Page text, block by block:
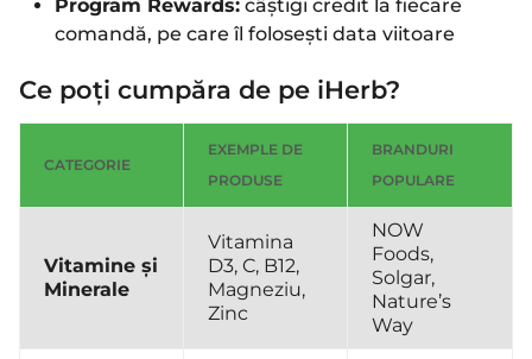
Program Rewards: câștigi credit la fiecare
comandă, pe care îl folosești data viitoare
Ce poți cumpăra de pe iHerb?
CATEGORIE
EXEMPLE DE
PRODUSE
BRANDURI
POPULARE
Vitamine și
Minerale
Vitamina
D3, C, B12,
Magneziu,
Zinc
NOW
Foods,
Solgar,
Nature’s
Way